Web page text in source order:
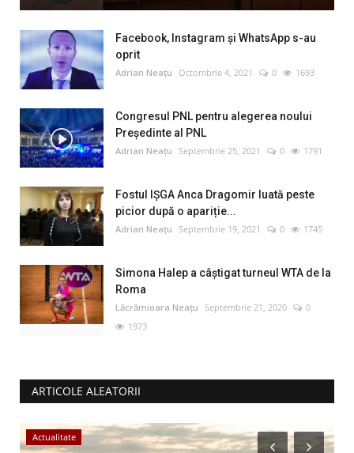
Facebook, Instagram și WhatsApp s-au
oprit
Adrian Neațu Octombrie 4, 2021 0 1693
Congresul PNL pentru alegerea noului
Preşedinte al PNL
Adrian Neațu Septembrie 25, 2021 0 1791
Fostul IȘGA Anca Dragomir luată peste
picior după o apariție...
Adrian Neațu Septembrie 19, 2021 0 1745
Simona Halep a câştigat turneul WTA de la
Roma
Lăcrămioara Neațu Septembrie 21, 2020
0
1973
ARTICOLE ALEATORII
Actualitate